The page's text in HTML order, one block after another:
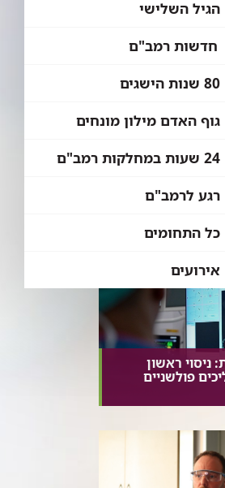
הגיל השלישי
חדשות רמב"ם
80 שנות הישגים
גוף האדם מילון מונחים
24 שעות במחלקות רמב"ם
רגע לרמב"ם
כל התחומים
אירועים
חששות
עם העור
ניסוי ראשון
פולשניים